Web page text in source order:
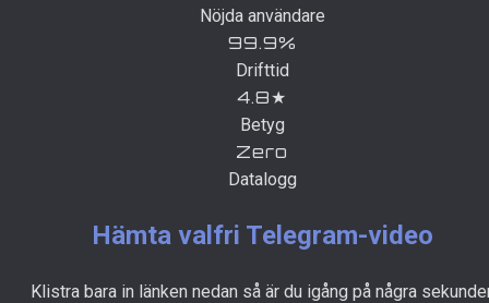
Nöjda användare
99.9%
Drifttid
4.8★
Betyg
Zero
Datalogg
Hämta valfri Telegram-video
Klistra bara in länken nedan så är du igång på några